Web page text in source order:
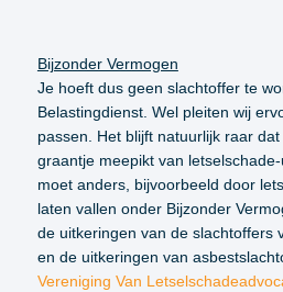
Bijzonder Vermogen
Je hoeft dus geen slachtoffer te
Belastingdienst. Wel pleiten wij
passen. Het blijft natuurlijk raar
graantje meepikt van
moet anders, bijvoorbeeld door
laten vallen onder Bijzonder
de uitkeringen van de slachtoffers
en de uitkeringen van
Vereniging Van